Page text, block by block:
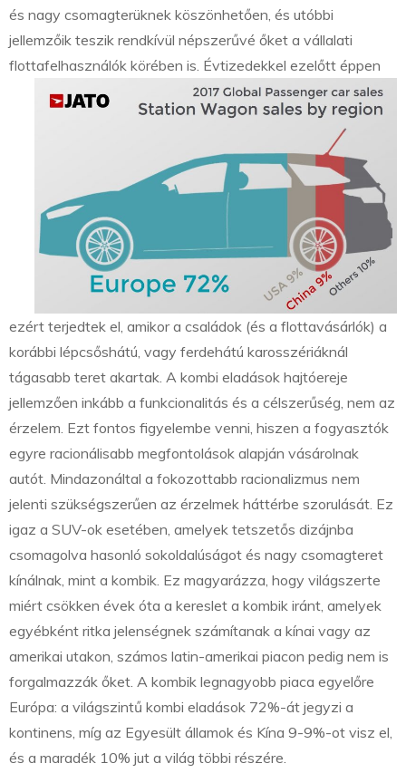
és nagy csomagterüknek köszönhetően, és utóbbi
jellemzőik teszik rendkívül népszerűvé őket a vállalati
flottafelhasználók körében is. Évtizedekkel ezelőtt éppen
ezért terjedtek el, amikor a családok (és a flottavásárlók) a
korábbi lépcsőshátú, vagy ferdehátú karosszériáknál
tágasabb teret akartak. A kombi eladások hajtóereje
jellemzően inkább a funkcionalitás és a célszerűség, nem az
érzelem. Ezt fontos figyelembe venni, hiszen a fogyasztók
egyre racionálisabb megfontolások alapján vásárolnak
autót. Mindazonáltal a fokozottabb racionalizmus nem
jelenti szükségszerűen az érzelmek háttérbe szorulását. Ez
igaz a SUV-ok esetében, amelyek tetszetős dizájnba
csomagolva hasonló sokoldalúságot és nagy csomagteret
kínálnak, mint a kombik. Ez magyarázza, hogy világszerte
miért csökken évek óta a kereslet a kombik iránt, amelyek
egyébként ritka jelenségnek számítanak a kínai vagy az
amerikai utakon, számos latin-amerikai piacon pedig nem is
forgalmazzák őket. A kombik legnagyobb piaca egyelőre
Európa: a világszintű kombi eladások 72%-át jegyzi a
kontinens, míg az Egyesült államok és Kína 9-9%-ot visz el,
és a maradék 10% jut a világ többi részére.